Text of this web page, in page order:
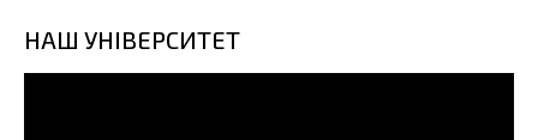
НАШ УНІВЕРСИТЕТ